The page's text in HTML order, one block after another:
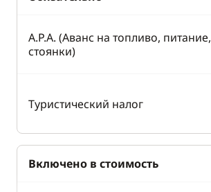
А.P.A. (Аванс на топливо, питание,
стоянки)
Туристический налог
Включено в стоимость